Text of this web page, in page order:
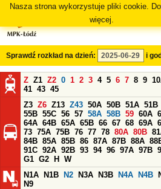
Nasza strona wykorzystuje pliki cookie.
więcej.
Sprawdź rozkład na dzień: i
Z Z1 Z2 0 1 2 3 4 5 6 7 8 9
41 43 45
Z3 Z6 Z13 Z43 50A 50B 51A 51B
55B 55C 56 57 58A 58B 59 60A
64A 64B 65A 65B 66 67 68 69A
73 75A 75B 76 77 78 80A 80B
84B 85A 85B 86 87A 87B 88A
91C 92A 92B 93 94 96 97A 97B
G1 G2 H
W
N1A
N1B N2 N3A N3B N4A N4B
N9